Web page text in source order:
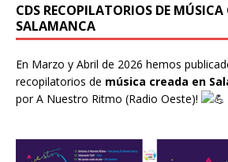
CDS RECOPILATORIOS DE MÚSICA
SALAMANCA
En Marzo y Abril de 2026 hemos
recopilatorios de música creada en
porA Nuestro Ritmo (Radio Oeste)!